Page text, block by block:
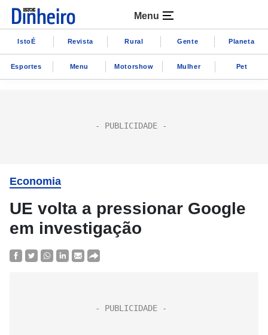
Menu
IstoÉ Revista Rural Gente Planeta
Esportes Menu Motorshow Mulher Pet
Economia
UE volta a pressionar Google
em investigação